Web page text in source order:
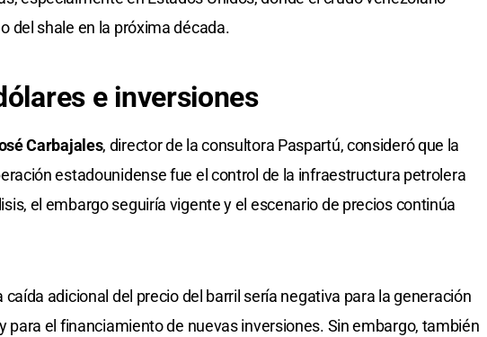
del shale en la próxima década.
e inversiones
Carbajales, director de la consultora Paspartú, consideró que la
estadounidense fue el control de la infraestructura petrolera
el embargo seguiría vigente y el escenario de precios continúa
adicional del precio del barril sería negativa para la generación
para el financiamiento de nuevas inversiones. Sin embargo, también